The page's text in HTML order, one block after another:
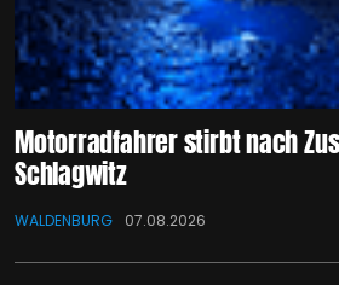
Motorradfahrer stirbt nach
Schlagwitz
WALDENBURG 07.08.2026